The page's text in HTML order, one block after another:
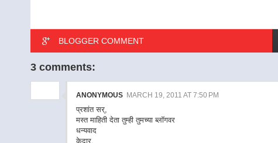
BLOGGER COMMENT
3 comments:
ANONYMOUS MARCH 19, 2011 AT 7:50 PM
प्रशांत सर्,
मस्त माहिती देता तुम्ही तुमच्या ब्लॉगवर
धन्यवाद
केदार,